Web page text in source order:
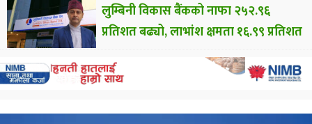
लुम्बिनी विकास बैंकको नाफा २५२.९६
प्रतिशत बढ्यो, लाभांश क्षमता १६.९९ प्रतिशत